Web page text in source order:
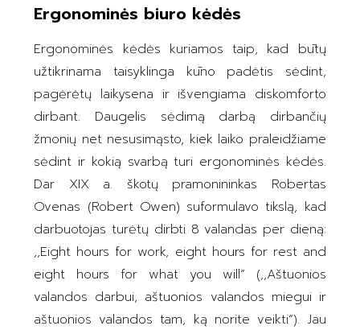
Ergonominės biuro kėdės
Ergonominės kėdės kuriamos taip, kad būtų
užtikrinama taisyklinga kūno padėtis sėdint,
pagėrėtų laikysena ir išvengiama diskomforto
dirbant. Daugelis sėdimą darbą dirbančių
žmonių net nesusimąsto, kiek laiko praleidžiame
sėdint ir kokią svarbą turi ergonominės kėdės.
Dar XIX a. škotų pramonininkas Robertas
Ovenas (Robert Owen) suformulavo tikslą, kad
darbuotojas turėtų dirbti 8 valandas per dieną:
,,Eight hours for work, eight hours for rest and
eight hours for what you will“ (,,Aštuonios
valandos darbui, aštuonios valandos miegui ir
aštuonios valandos tam, ką norite veikti“). Jau